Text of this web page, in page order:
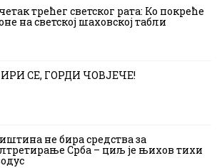
трећег светског рата: Ко покреће
на светској шаховској табли
СЕ, ГОРДИ ЧОВЈЕЧЕ!
не бира средства за
Срба – циљ је њихов тихи